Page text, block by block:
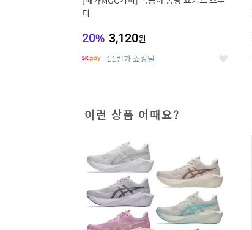
디
20% 3,120원
11번가 쇼킹딜 좋
이런 상품 어때요?